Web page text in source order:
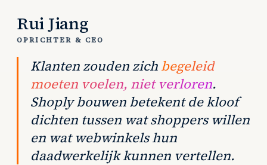
Rui Jiang
OPRICHTER & CEO
Klanten zouden zich begeleid
moeten voelen, niet verloren.
Shoply bouwen betekent de kloof
dichten tussen wat shoppers willen
en wat webwinkels hun
daadwerkelijk kunnen vertellen.